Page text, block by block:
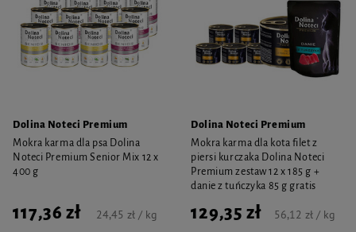
Dolina Noteci Premium
Mokra karma dla psa Dolina
Noteci Premium Senior Mix 12 x
400 g
117,36 zł 24,45 zł / kg
Dolina Noteci Premium
Mokra karma dla kota filet z
piersi kurczaka Dolina Noteci
Premium zestaw 12 x 185 g +
danie z tuńczyka 85 g gratis
129,35 zł 56,12 zł / kg